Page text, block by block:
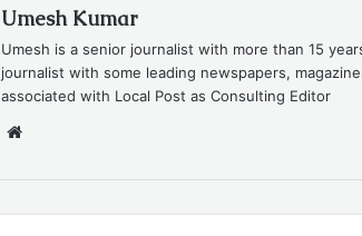
Umesh Kumar
Umesh is a senior journalist with more than 15
journalist with some leading newspapers,
associated with Local Post as Consulting Editor